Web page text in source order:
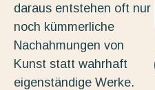
daraus entstehen oft nur
noch kümmerliche
Nachahmungen von
Kunst statt wahrhaft
eigenständige Werke.